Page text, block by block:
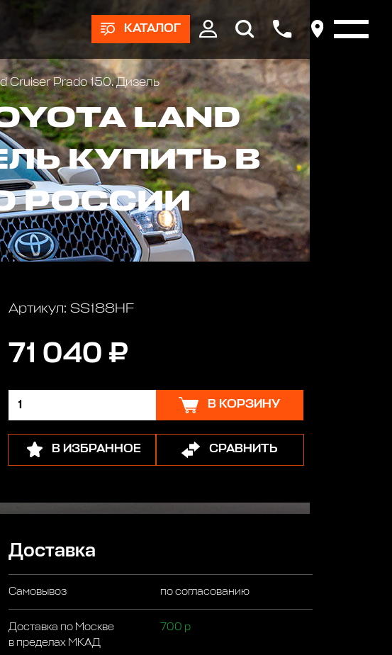
КАТАЛОГ
Cruiser Prado 150. Дизель
LAND
КУПИТЬ В
РОССИИ
Артикул: SS188HF
71 040 ₽
В КОРЗИНУ
В ИЗБРАННОЕ СРАВНИТЬ
Доставка
Самовывоз по согласованию
Доставка по Москве
в пределах МКАД
700 р